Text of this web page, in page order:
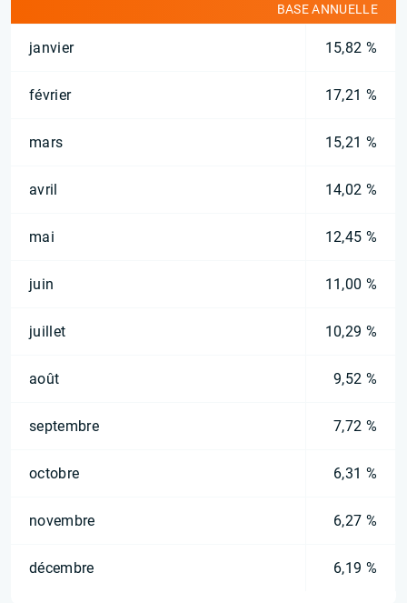
BASE ANNUELLE
janvier 15,82 %
février 17,21 %
mars 15,21 %
avril 14,02 %
mai 12,45 %
juin 11,00 %
juillet 10,29 %
août 9,52 %
septembre 7,72 %
octobre 6,31 %
novembre 6,27 %
décembre 6,19 %